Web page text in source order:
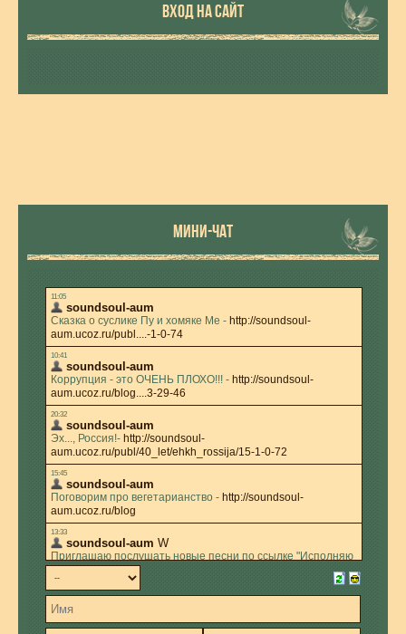
ВХОД НА САЙТ
МИНИ-ЧАТ